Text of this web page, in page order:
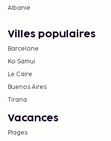
Albanie
Villes populaires
Barcelone
Ko Samui
Le Caire
Buenos Aires
Tirana
Vacances
Plages